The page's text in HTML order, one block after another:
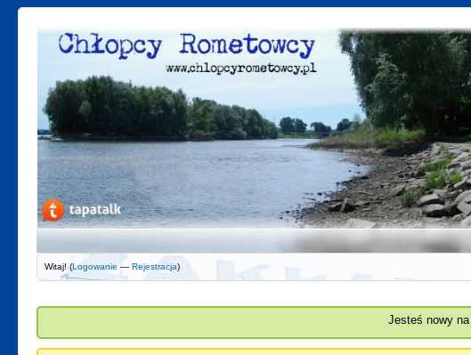
Witaj! (Logowanie —Rejestracja)
Jesteś nowy